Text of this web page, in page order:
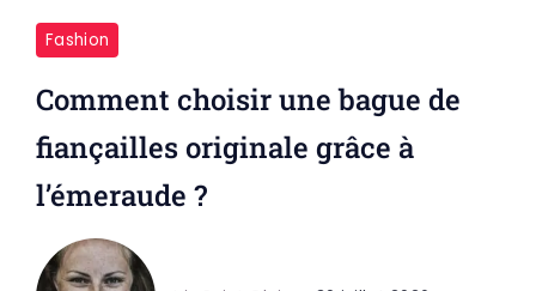
Fashion
Comment choisir une bague de
fiançailles originale grâce à
l’émeraude ?